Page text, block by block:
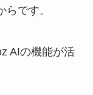
です。
AIの機能が活